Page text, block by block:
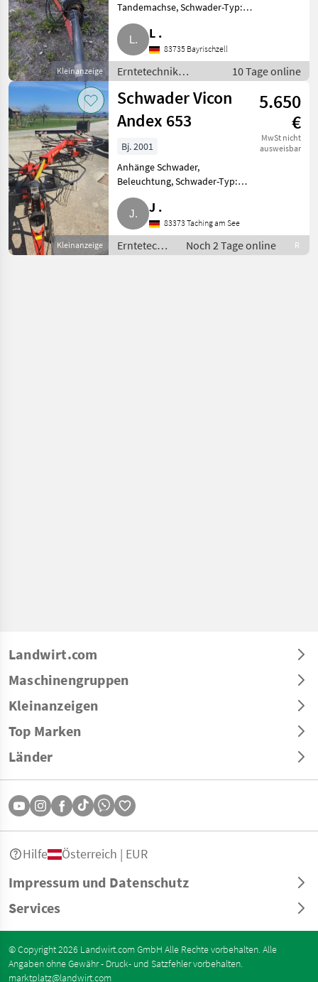
Kleinanzeige
Tandemachse, Schwader-Typ:
Seitenschwad Gebrauchter
Schwader zu verkaufen, inkl.
Gelenkwelle, Beleuchtung
defekt, im Bild blauer Kreis:
Kugellager de
L .
83735 Bayrischzell
Erntetechnik
Grünland / Schwader
10 Tage online
Kleinanzeige
Schwader Vicon
Andex 653
5.650
€
MwSt nicht
ausweisbar
Bj. 2001
Anhänge Schwader,
Beleuchtung, Schwader-Typ:
Seitenschwad Ich biete einen
Vicon Andex 653 Großschwader
/ Wurmschwader aus 2001 an.
Der Schwader kann in der
Arbeitsbrei
J .
83373 Taching am See
Erntetechnik
Grünland /
Noch 2 Tage online R
Landwirt.com
Maschinengruppen
Kleinanzeigen
Top Marken
Länder
Impressum und Datenschutz
Services
Hilfe Österreich | EUR
© Copyright 2026 Landwirt.com GmbH Alle Rechte vorbehalten. Alle
Angaben ohne Gewähr - Druck- und Satzfehler vorbehalten.
marktplatz@landwirt.com